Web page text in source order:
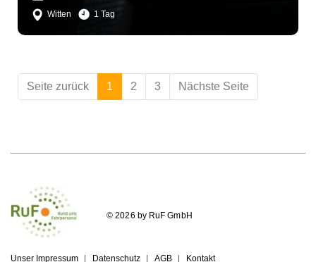
Witten
1 Tag
Seite zurück 1 2 3 Nächste Seite
© 2026 by RuF GmbH
Unser Impressum Datenschutz AGB Kontakt